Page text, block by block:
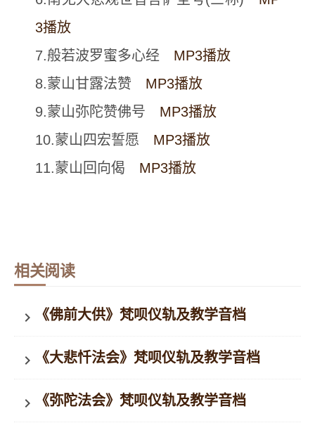
3播放
7.般若波罗蜜多心经 MP3播放
8.蒙山甘露法赞 MP3播放
9.蒙山弥陀赞佛号 MP3播放
10.蒙山四宏誓愿 MP3播放
11.蒙山回向偈 MP3播放
相关阅读
keyboard_arrow_right 《佛前大供》梵呗仪轨及教学音档
keyboard_arrow_right 《大悲忏法会》梵呗仪轨及教学音档
keyboard_arrow_right 《弥陀法会》梵呗仪轨及教学音档